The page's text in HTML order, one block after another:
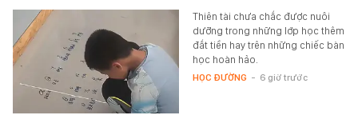
Thiên tài chưa chắc được nuôi
dưỡng trong những lớp học thêm
đắt tiền hay trên những chiếc bàn
học hoàn hảo.
HỌC ĐƯỜNG - 6 giờ trước